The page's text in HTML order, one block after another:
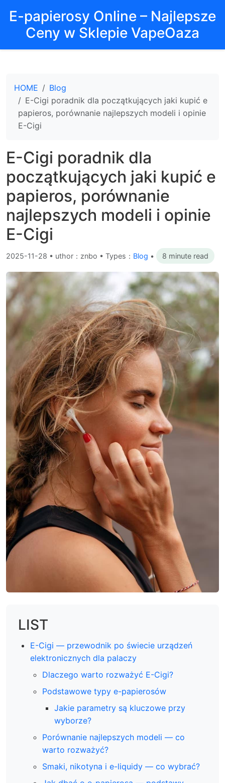
E-papierosy Online – Najlepsze
Ceny w Sklepie VapeOaza
HOME
Blog
E-Cigi poradnik dla początkujących jaki kupić e
papieros, porównanie najlepszych modeli i opinie
E-Cigi
E-Cigi poradnik dla
początkujących jaki kupić e
papieros, porównanie
najlepszych modeli i opinie
E-Cigi
2025-11-28 • uthor：znbo • Types： Blog • 8 minute read
LIST
E-Cigi — przewodnik po świecie urządzeń
elektronicznych dla palaczy
Dlaczego warto rozważyć E-Cigi?
Podstawowe typy e-papierosów
Jakie parametry są kluczowe przy
wyborze?
Porównanie najlepszych modeli — co
warto rozważyć?
Smaki, nikotyna i e-liquidy — co wybrać?